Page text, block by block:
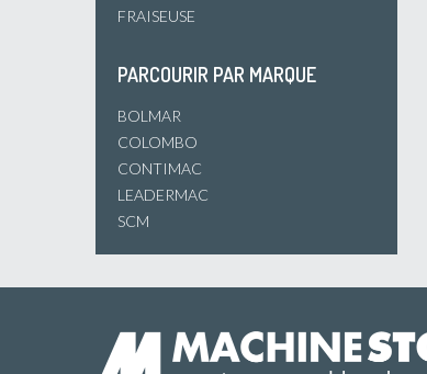
FRAISEUSE
PARCOURIR PAR MARQUE
BOLMAR
COLOMBO
CONTIMAC
LEADERMAC
SCM